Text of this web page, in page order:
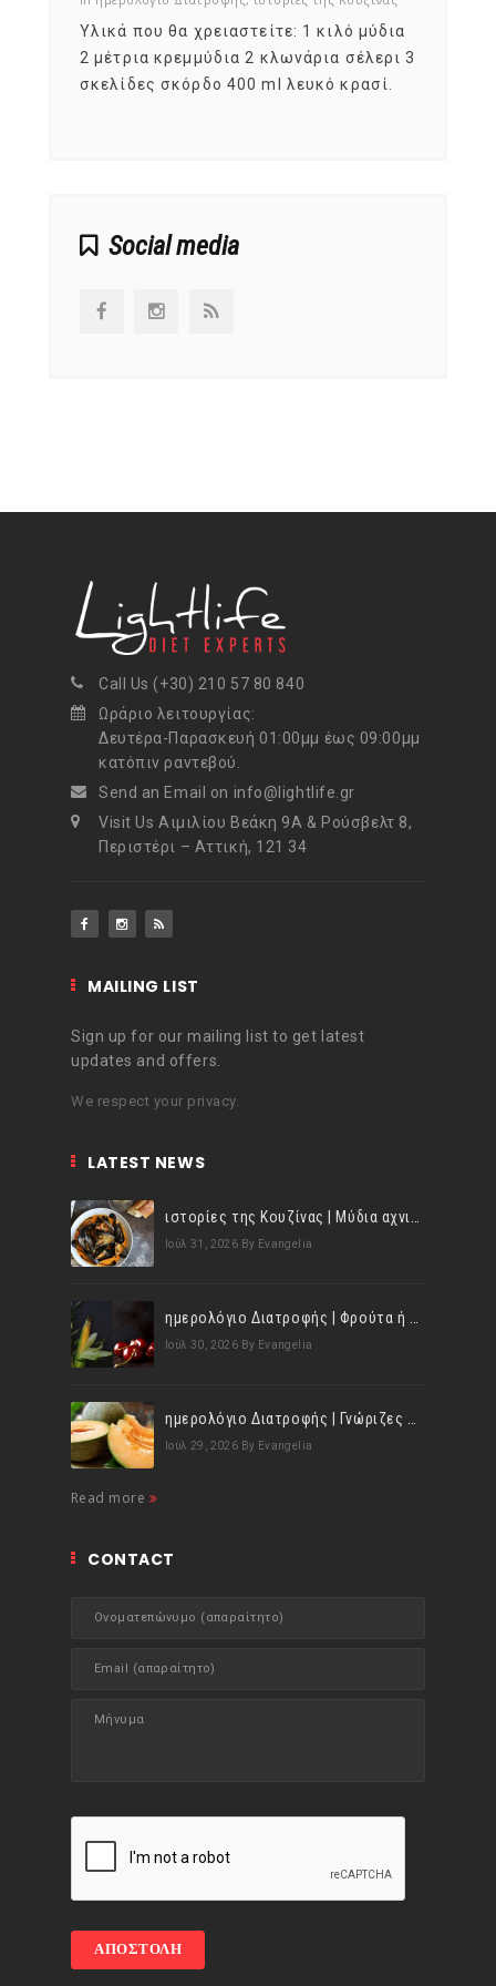
Υλικά που θα χρειαστείτε: 1 κιλό μύδια
2 μέτρια κρεμμύδια 2 κλωνάρια σέλερι 3
σκελίδες σκόρδο 400 ml λευκό κρασί.
Social media
Call Us (+30) 210 57 80 840
Ωράριο λειτουργίας:
Δευτέρα-Παρασκευή 01:00μμ έως 09:00μμ
κατόπιν ραντεβού.
Send an Email on info@lightlife.gr
Visit Us Αιμιλίου Βεάκη 9Α & Ρούσβελτ 8,
Περιστέρι – Αττική, 121 34
MAILING LIST
Sign up for our mailing list to get latest
updates and offers.
We respect your privacy.
LATEST NEWS
Ιούλ 31, 2026 By Evangelia
Ιούλ 30, 2026 By Evangelia
Ιούλ 29, 2026 By Evangelia
Read more
CONTACT